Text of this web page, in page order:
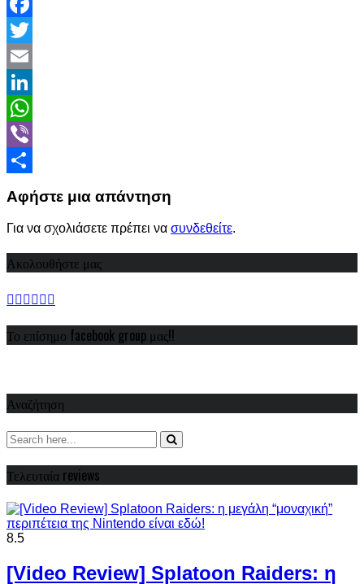
Facebook
Twitter
Email
LinkedIn
WhatsApp
Viber
Αφήστε μια απάντηση
Για να σχολιάσετε πρέπει να συνδεθείτε.
Ακολουθήστε μας
Το επίσημο facebook group μας!!
Αναζήτηση
Τελευταία reviews
8.5
[Video Review] Splatoon Raiders: η